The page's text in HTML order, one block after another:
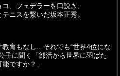
、フェデラーを口説き、
ニスを繋いだ坂本正秀。
教育もなし…それでも“世界4位にな
子に聞く「部活から世界に羽ばた
ですか？」